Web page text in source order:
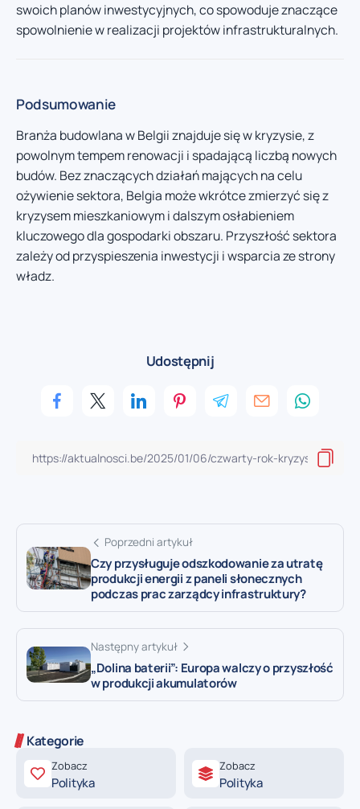
swoich planów inwestycyjnych, co spowoduje znaczące
spowolnienie w realizacji projektów infrastrukturalnych.
Podsumowanie
Branża budowlana w Belgii znajduje się w kryzysie, z
powolnym tempem renowacji i spadającą liczbą nowych
budów. Bez znaczących działań mających na celu
ożywienie sektora, Belgia może wkrótce zmierzyć się z
kryzysem mieszkaniowym i dalszym osłabieniem
kluczowego dla gospodarki obszaru. Przyszłość sektora
zależy od przyspieszenia inwestycji i wsparcia ze strony
władz.
Udostępnij
Poprzedni artykuł
Czy przysługuje odszkodowanie za utratę
produkcji energii z paneli słonecznych
podczas prac zarządcy infrastruktury?
Następny artykuł
„Dolina baterii”: Europa walczy o przyszłość
w produkcji akumulatorów
Kategorie
Zobacz
Polityka
Zobacz
Polityka